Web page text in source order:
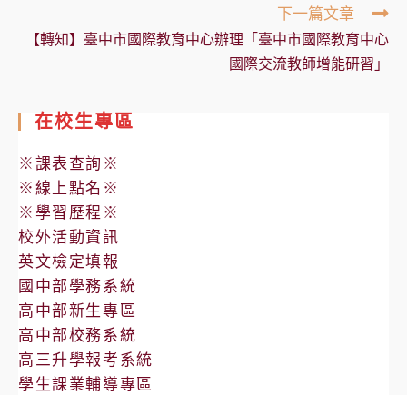
下一篇文章
【轉知】臺中市國際教育中心辦理「臺中市國際教育中心
國際交流教師增能研習」
在校生專區
※課表查詢※
※線上點名※
※學習歷程※
校外活動資訊
英文檢定填報
國中部學務系統
高中部新生專區
高中部校務系統
高三升學報考系統
學生課業輔導專區